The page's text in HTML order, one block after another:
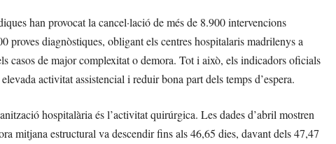
han provocat la cancel·lació de més de 8.900 intervencions
proves diagnòstiques, obligant els centres hospitalaris madrilenys a
casos de major complexitat o demora. Tot i això, els indicadors oficials
activitat assistencial i reduir bona part dels temps d’espera.
hospitalària és l’activitat quirúrgica. Les dades d’abril mostren
mitjana estructural va descendir fins als 46,65 dies, davant dels 47,47